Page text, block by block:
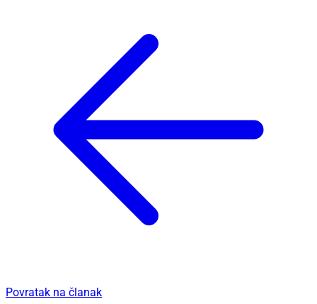
Povratak na članak